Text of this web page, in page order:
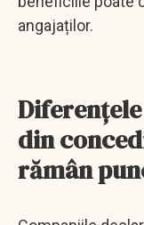
angajaților.
din
rămân